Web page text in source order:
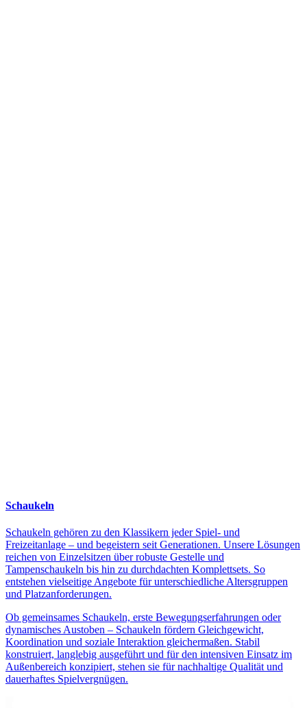
Schaukeln
Schaukeln gehören zu den Klassikern jeder Spiel- und
Freizeitanlage – und begeistern seit Generationen. Unsere Lösungen
reichen von Einzelsitzen über robuste Gestelle und
Tampenschaukeln bis hin zu durchdachten Komplettsets. So
entstehen vielseitige Angebote für unterschiedliche Altersgruppen
und Platzanforderungen.
Ob gemeinsames Schaukeln, erste Bewegungserfahrungen oder
dynamisches Austoben – Schaukeln fördern Gleichgewicht,
Koordination und soziale Interaktion gleichermaßen. Stabil
konstruiert, langlebig ausgeführt und für den intensiven Einsatz im
Außenbereich konzipiert, stehen sie für nachhaltige Qualität und
dauerhaftes Spielvergnügen.